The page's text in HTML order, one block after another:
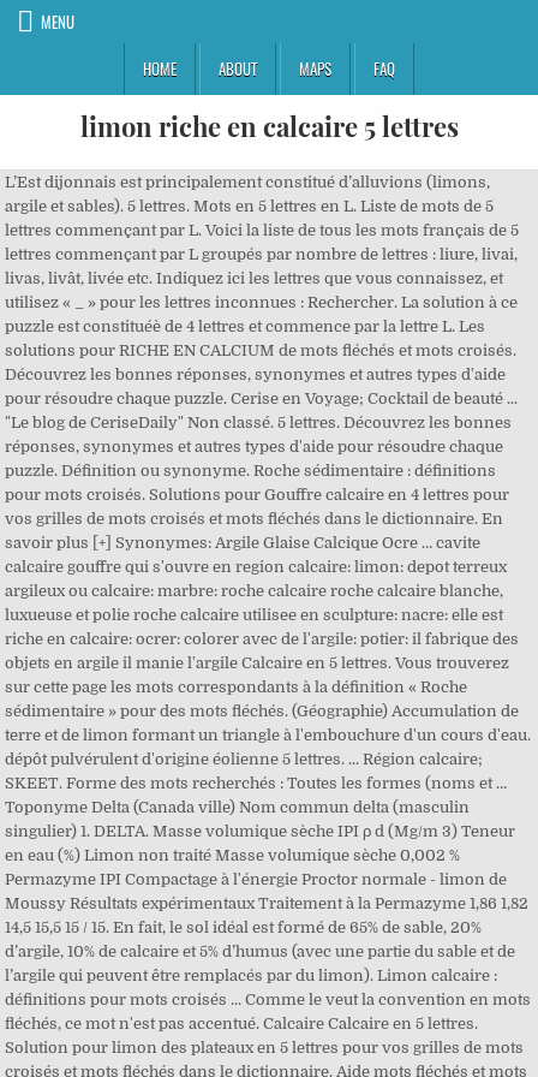
MENU
HOME
ABOUT MAPS FAQ
limon riche en calcaire 5 lettres
L’Est dijonnais est principalement constitué d’alluvions (limons,
argile et sables). 5 lettres. Mots en 5 lettres en L. Liste de mots de 5
lettres commençant par L. Voici la liste de tous les mots français de 5
lettres commençant par L groupés par nombre de lettres : liure, livai,
livas, livât, livée etc. Indiquez ici les lettres que vous connaissez, et
utilisez « _ » pour les lettres inconnues : Rechercher. La solution à ce
puzzle est constituéè de 4 lettres et commence par la lettre L. Les
solutions pour RICHE EN CALCIUM de mots fléchés et mots croisés.
Découvrez les bonnes réponses, synonymes et autres types d'aide
pour résoudre chaque puzzle. Cerise en Voyage; Cocktail de beauté ...
"Le blog de CeriseDaily" Non classé. 5 lettres. Découvrez les bonnes
réponses, synonymes et autres types d'aide pour résoudre chaque
puzzle. Définition ou synonyme. Roche sédimentaire : définitions
pour mots croisés. Solutions pour Gouffre calcaire en 4 lettres pour
vos grilles de mots croisés et mots fléchés dans le dictionnaire. En
savoir plus [+] Synonymes: Argile Glaise Calcique Ocre … cavite
calcaire gouffre qui s'ouvre en region calcaire: limon: depot terreux
argileux ou calcaire: marbre: roche calcaire roche calcaire blanche,
luxueuse et polie roche calcaire utilisee en sculpture: nacre: elle est
riche en calcaire: ocrer: colorer avec de l'argile: potier: il fabrique des
objets en argile il manie l'argile Calcaire en 5 lettres. Vous trouverez
sur cette page les mots correspondants à la définition « Roche
sédimentaire » pour des mots fléchés. (Géographie) Accumulation de
terre et de limon formant un triangle à l'embouchure d'un cours d'eau.
dépôt pulvérulent d'origine éolienne 5 lettres. ... Région calcaire;
SKEET. Forme des mots recherchés : Toutes les formes (noms et …
Toponyme Delta (Canada ville) Nom commun delta (masculin
singulier) 1. DELTA. Masse volumique sèche IPI ρ d (Mg/m 3) Teneur
en eau (%) Limon non traité Masse volumique sèche 0,002 %
Permazyme IPI Compactage à l'énergie Proctor normale - limon de
Moussy Résultats expérimentaux Traitement à la Permazyme 1,86 1,82
14,5 15,5 15 / 15. En fait, le sol idéal est formé de 65% de sable, 20%
d’argile, 10% de calcaire et 5% d’humus (avec une partie du sable et de
l’argile qui peuvent être remplacés par du limon). Limon calcaire :
définitions pour mots croisés ... Comme le veut la convention en mots
fléchés, ce mot n'est pas accentué. Calcaire Calcaire en 5 lettres.
Solution pour limon des plateaux en 5 lettres pour vos grilles de mots
croisés et mots fléchés dans le dictionnaire. Aide mots fléchés et mots